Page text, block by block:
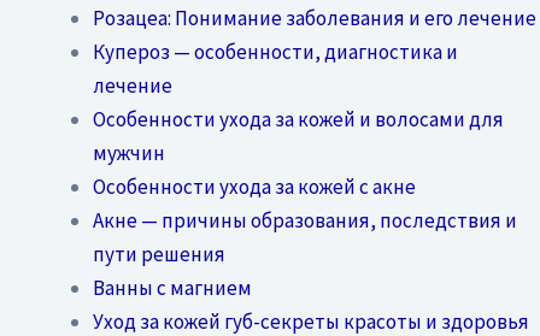
Розацеа: Понимание заболевания и его лечение
Купероз — особенности, диагностика и
лечение
Особенности ухода за кожей и волосами для
мужчин
Особенности ухода за кожей с акне
Акне — причины образования, последствия и
пути решения
Ванны с магнием
Уход за кожей губ-секреты красоты и здоровья